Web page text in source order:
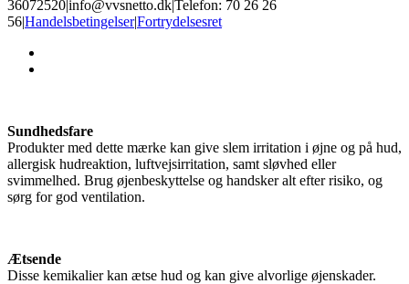
36072520|info@vvsnetto.dk|Telefon: 70 26 26
56|Handelsbetingelser|Fortrydelsesret
Sundhedsfare
Produkter med dette mærke kan give slem irritation i øjne og på hud,
allergisk hudreaktion, luftvejsirritation, samt sløvhed eller
svimmelhed. Brug øjenbeskyttelse og handsker alt efter risiko, og
sørg for god ventilation.
Ætsende
Disse kemikalier kan ætse hud og kan give alvorlige øjenskader.